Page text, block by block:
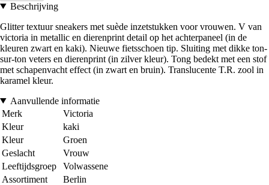
Beschrijving
Glitter textuur sneakers met suède inzetstukken voor vrouwen. V van
victoria in metallic en dierenprint detail op het achterpaneel (in de
kleuren zwart en kaki). Nieuwe fietsschoen tip. Sluiting met dikke ton-
sur-ton veters en dierenprint (in zilver kleur). Tong bedekt met een stof
met schapenvacht effect (in zwart en bruin). Translucente T.R. zool in
karamel kleur.
Aanvullende informatie
Merk
Victoria
Kleur
kaki
Kleur
Groen
Geslacht
Vrouw
Leeftijdsgroep
Volwassene
Assortiment
Berlin